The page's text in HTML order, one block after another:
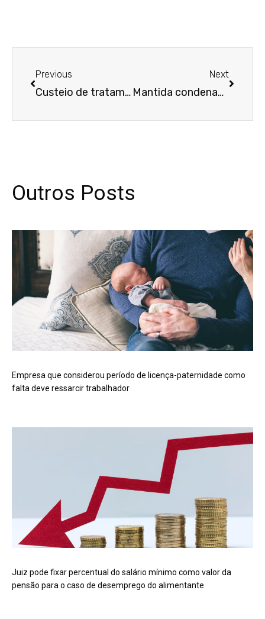
Previous
Custeio de tratamento prova que não houve discriminação na dispensa de dependente químico
Next
Mantida condenação de empresa de benefícios que não creditou pontos a consumidor após promoção
Outros Posts
Empresa que considerou período de licença-paternidade como
falta deve ressarcir trabalhador
Juiz pode fixar percentual do salário mínimo como valor da
pensão para o caso de desemprego do alimentante